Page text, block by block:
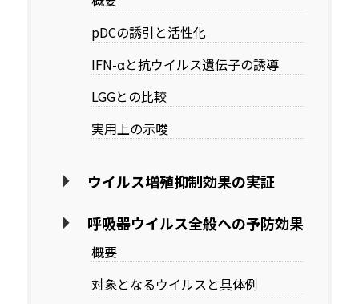
pDCの誘引と活性化
IFN-αと抗ウイルス遺伝子の誘導
LGGとの比較
実用上の示唆
ウイルス増殖抑制効果の実証
呼吸器ウイルス全般への予防効果
概要
対象となるウイルスと具体例